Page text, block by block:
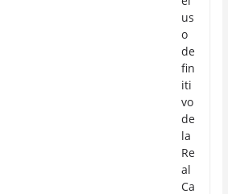
us
o
de
fin
iti
vo
de
la
Re
al
Ca